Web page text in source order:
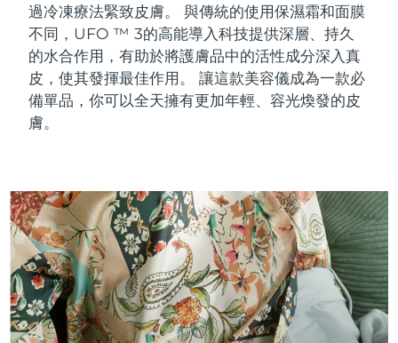
過冷凍療法緊致皮膚。
與傳統的使用保濕霜和面膜
不同，UFO ™ 3的高能導入科技提供深層、持久
的水合作用，有助於將護膚品中的活性成分深入真
皮，使其發揮最佳作用。 讓這款美容儀成為一款必
備單品，你可以全天擁有更加年輕、容光煥發的皮
膚。
LUNA™ 4 Plus
Massage, LED heating
LUNA™ 4 mini
For young skin, T-zone
LUNA™ 4 go
BEAR™ 2 go
Microcurrent toning on-the-go
面部提拉護理
Premium anti-aging skincare
BEAR™ 設備
補水保濕
UFO™ 3 套裝
Deep facial hydration
device
UFO™ 3 mini
Red light therapy device for young skin
口腔護理
issa™ 4
Hybrid silicone sonic toothbrush
issa™ 4 smile
Hybrid silicone sonic toothbrush
issa™ 4 baby
FAQ™ 抗老護理
抗老
FAQ™ 101
Clinical anti-aging
FAQ™ 102
Advanced clinical anti-aging
LED 護理
FAQ™ 201
LED mask
FAQ™ 202
LED mask
生髮
FAQ™ 301
肌膚年輕化
NEW
FAQ™ 501
波士尼亞與赫塞哥維納 預計送達日期8/13/26
汶萊 預計送達日期8/15/26
保加利亞 預計送達日期8/10/26
中國 預計送達日期8/10/26
哥倫比亞 預計送達日期8/14/26
克羅埃西亞 預計送達日期8/10/26